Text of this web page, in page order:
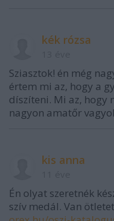
kék rózsa
Sziasztok! én még
értem mi az, hogy a
díszíteni. Mi az, hogy
nagyon amatőr
kis anna
Én olyat szeretnék
szív medál. Van